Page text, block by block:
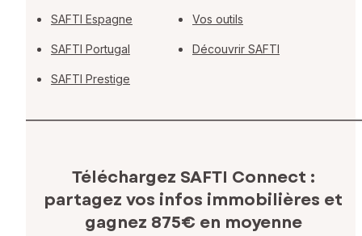
SAFTI Espagne
SAFTI Portugal
SAFTI Prestige
Vos outils
Découvrir SAFTI
Téléchargez SAFTI Connect :
partagez vos infos immobilières et
gagnez 875€ en moyenne